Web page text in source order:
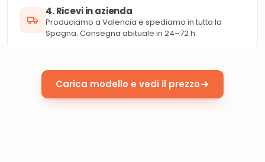
4. Ricevi in azienda
Produciamo a Valencia e spediamo in tutta la
Spagna. Consegna abituale in 24–72 h.
Carica modello e vedi il prezzo